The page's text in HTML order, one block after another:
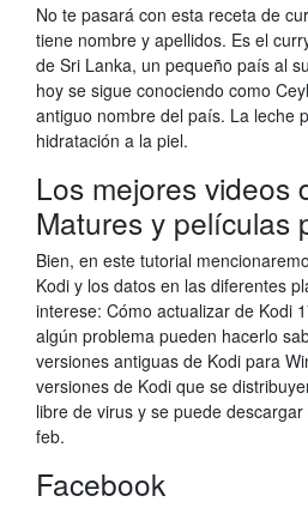
No te pasará con esta receta de
tiene nombre y apellidos. Es el
de Sri Lanka, un pequeño país al
hoy se sigue conociendo como
antiguo nombre del país. La leche
hidratación a la piel.
Los mejores videos
Matures y películas
Bien, en este tutorial
Kodi y los datos en las diferentes
interese: Cómo actualizar de Kodi
algún problema pueden hacerlo
versiones antiguas de Kodi para
versiones de Kodi que se
libre de virus y se puede
feb.
Facebook